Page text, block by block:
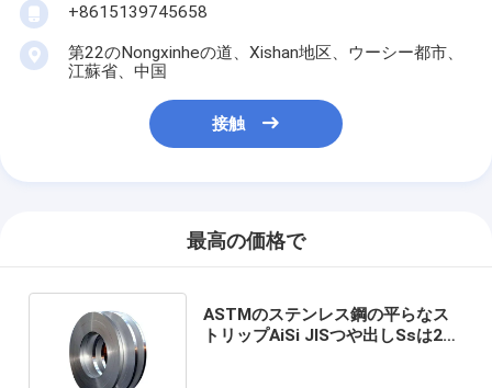
+8615139745658
第22のNongxinheの道、Xishan地区、ウーシー都市、
江蘇省、中国
接触
最高の価格で
ASTMのステンレス鋼の平らなス
トリップAiSi JISつや出しSsは202